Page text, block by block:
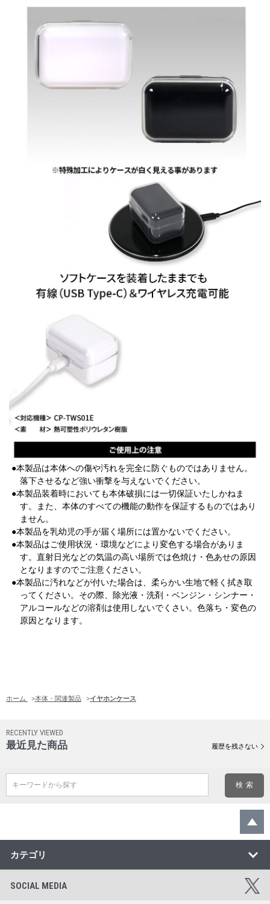
●本製品は本体への傷や汚れを完全に防ぐものではありません。
落下させるなど強い衝撃を与えないでください。
●本製品装着時においても本体破損には一切保証いたしかねま
す。また、本体のすべての機能の動作を保証するものではあり
ません。
●本製品を乳幼児の手が届く場所には置かないでください。
●本製品はご使用状況・環境などにより変色する場合がありま
す。直射日光などの気温の高い場所では色焼け・色あせの原因
となりますのでご注意ください。
●本製品に汚れなどが付いた場合は、柔らかい生地で軽く拭き取
ってください。その際、除光液・洗剤・ベンジン・シンナー・
アルコールなどの溶剤は使用しないでくさい。色落ち・変色の
原因となります。
ホーム >本体・関連製品 >イヤホンケース
RECENTLY VIEWED
最近見た商品 履歴を残さない
キーワードから探す
カテゴリ
SOCIAL MEDIA